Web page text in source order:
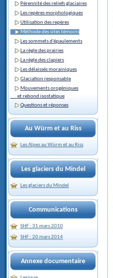
Pérennité des reliefs glaciaires
Les repères morphologiques
Utilisation des repères
Méthode des sites témoins
Les sommets d'épaulements
La règle des prairies
La règle des clapiers
Les délaissés morainiques
Glaciation responsable
Mouvements orogéniques
et rebond isostatique
Questions et réponses
Au Würm et au Riss
Les Alpes au Würm et au Riss
Les glaciers du Mindel
Les glaciers du Mindel
Communications
SHF : 31 mars 2010
SHF : 20 mars 2014
Annexe documentaire